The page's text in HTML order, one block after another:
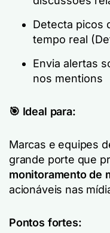
Detecta picos
tempo real
Envia alertas
nos mentions
🎯 Ideal para:
Marcas e equipes
grande porte que
monitoramento de
acionáveis nas
Pontos fortes: